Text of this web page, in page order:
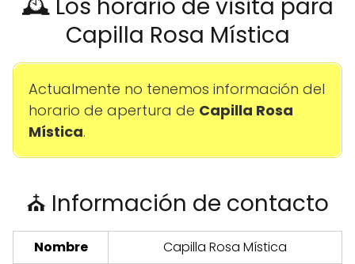
🕰️ Los horario de visita para
Capilla Rosa Mística
Actualmente no tenemos información del
horario de apertura de Capilla Rosa
Mística.
⛪ Información de contacto
Nombre
Capilla Rosa Mística